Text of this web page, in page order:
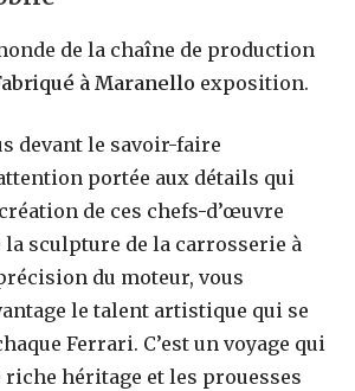
de la chaîne de production
à Maranello exposition.
devant le savoir-faire
portée aux détails qui
de ces chefs-d’œuvre
la sculpture de la carrosserie à
du moteur, vous
le talent artistique qui se
Ferrari. C’est un voyage qui
riche héritage et les prouesses